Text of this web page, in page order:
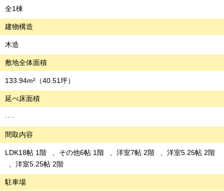
全1棟
建物構造
木造
敷地全体面積
133.94m² （40.51坪）
延べ床面積
---
間取内容
LDK18帖 1階 その他6帖 1階 洋室7帖 2階
洋室5.25帖 2階
洋室5.25帖 2階
駐車場